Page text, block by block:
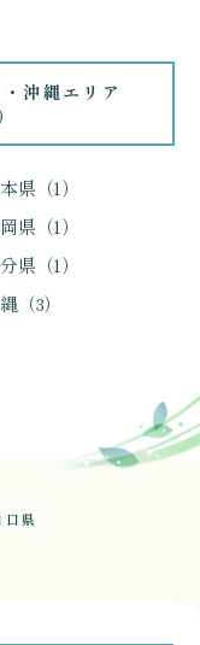
沖縄エリア
県（1）
県（1）
県（1）
（3）
口県